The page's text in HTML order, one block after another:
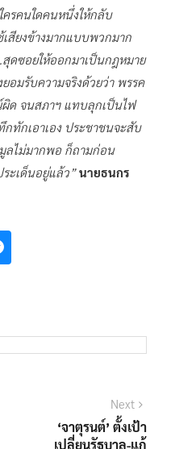
ครคนใดคนหนึ่งให้กลับ
เสียงข้างมากแบบพวกมาก
ดซอยให้ออกมาเป็นกฎหมาย
มรับความจริงด้วยว่า พรรค
ด จนสภาฯ แทบลุกเป็นไฟ
ทักเอาเอง ประชาชนจะสับ
ลไม่มากพอ ก็ถามก่อน
ะเด็นอยู่แล้ว” นายธนกร
Next
post:
‘จาตุรนต์’ ตั้งเป้า
เปลี่ยนรัฐบาล-แก้